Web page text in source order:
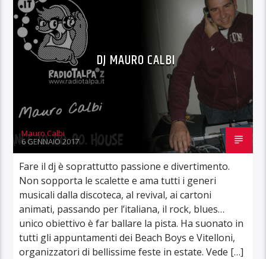
DJ MAURO CALBI
Mauro Calbi
6 GENNAIO 2017
Fare il dj è soprattutto passione e divertimento.
Non sopporta le scalette e ama tutti i generi
musicali dalla discoteca, al revival, ai cartoni
animati, passando per l’italiana, il rock, blues…
unico obiettivo è far ballare la pista. Ha suonato in
tutti gli appuntamenti dei Beach Boys e Vitelloni,
organizzatori di bellissime feste in estate. Vede […]